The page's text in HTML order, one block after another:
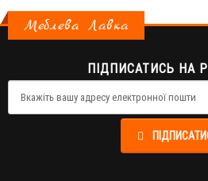
Меблева Лавка
ПІДПИСАТИСЬ НА